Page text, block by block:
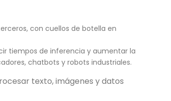
con cuellos de botella en
tiempos de inferencia y aumentar la
chatbots y robots industriales.
texto, imágenes y datos